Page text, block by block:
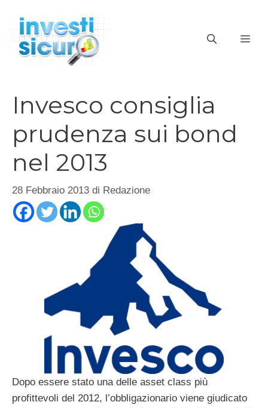
contenuto
Invesco consiglia
prudenza sui bond
nel 2013
28 Febbraio 2013 di Redazione
Dopo essere stato una delle asset class più
profittevoli del 2012, l’obbligazionario viene giudicato